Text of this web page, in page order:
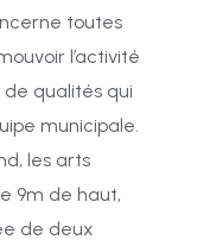
toutes
l’activité
de qualités qui
municipale.
les arts
9m de haut,
de deux